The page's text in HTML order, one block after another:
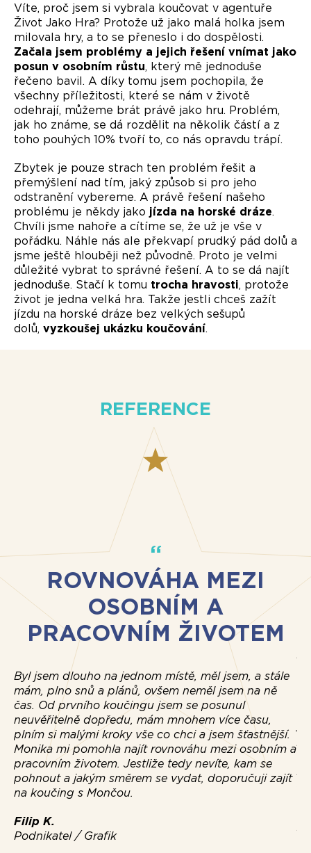
Víte, proč jsem si vybrala koučovat v agentuře
Život Jako Hra? Protože už jako malá holka jsem
milovala hry, a to se přeneslo i do dospělosti.
Začala jsem problémy a jejich řešení vnímat jako
posun v osobním růstu, který mě jednoduše
řečeno bavil. A díky tomu jsem pochopila, že
všechny příležitosti, které se nám v životě
odehrají, můžeme brát právě jako hru. Problém,
jak ho známe, se dá rozdělit na několik částí a z
toho pouhých 10% tvoří to, co nás opravdu trápí.
Zbytek je pouze strach ten problém řešit a
přemýšlení nad tím, jaký způsob si pro jeho
odstranění vybereme. A právě řešení našeho
problému je někdy jako jízda na horské dráze.
Chvíli jsme nahoře a cítíme se, že už je vše v
pořádku. Náhle nás ale překvapí prudký pád dolů a
jsme ještě hlouběji než původně. Proto je velmi
důležité vybrat to správné řešení. A to se dá najít
jednoduše. Stačí k tomu trocha hravosti, protože
život je jedna velká hra. Takže jestli chceš zažít
jízdu na horské dráze bez velkých sešupů
dolů, vyzkoušej ukázku koučování.
REFERENCE
ROVNOVÁHA MEZI
OSOBNÍM A
PRACOVNÍM ŽIVOTEM
Byl jsem dlouho na jednom místě, měl jsem, a stále
mám, plno snů a plánů, ovšem neměl jsem na ně
čas. Od prvního koučingu jsem se posunul
neuvěřitelně dopředu, mám mnohem více času,
plním si malými kroky vše co chci a jsem šťastnější.
Monika mi pomohla najít rovnováhu mezi osobním a
pracovním životem. Jestliže tedy nevíte, kam se
pohnout a jakým směrem se vydat, doporučuji zajít
na koučing s Mončou.
Filip K.
Podnikatel / Grafik